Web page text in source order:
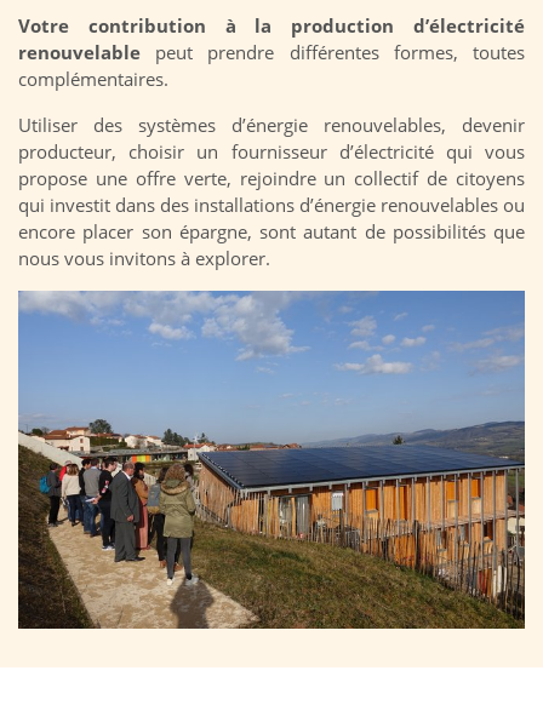
Votre contribution à la production d’électricité
renouvelable peut prendre différentes formes, toutes
complémentaires.
Utiliser des systèmes d’énergie renouvelables, devenir
producteur, choisir un fournisseur d’électricité qui vous
propose une offre verte, rejoindre un collectif de citoyens
qui investit dans des installations d’énergie renouvelables ou
encore placer son épargne, sont autant de possibilités que
nous vous invitons à explorer.